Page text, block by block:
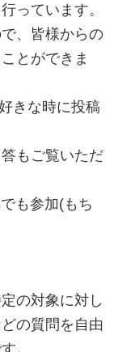
っています。
、皆様からの
とができま
きな時に投稿
もご覧いただ
も参加(もち
の対象に対し
の質問を自由
。